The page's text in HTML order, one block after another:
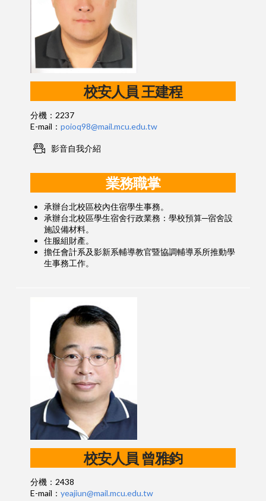
校安人員 王建程
分機：2237
E-mail： poioq98@mail.mcu.edu.tw
影音自我介紹
業務職掌
承辦台北校區校內住宿學生事務。
承辦台北校區學生宿舍行政業務：學校預算─宿舍設
施設備材料。
住服組財產。
擔任會計系及影新系輔導教官暨協調輔導系所推動學
生事務工作。
校安人員 曾雅鈞
分機：2438
E-mail： yeajiun@mail.mcu.edu.tw